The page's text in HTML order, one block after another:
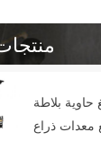
حاوية بلاطة
معدات ذراع